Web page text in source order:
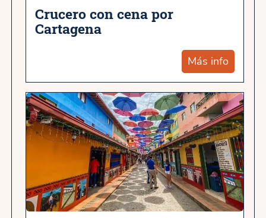
Crucero con cena por
Cartagena
Más info